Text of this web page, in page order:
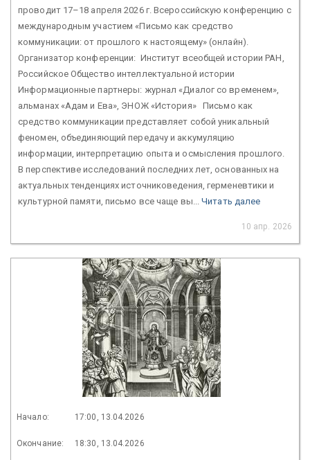
проводит 17–18 апреля 2026 г. Всероссийскую конференцию с
международным участием «Письмо как средство
коммуникации: от прошлого к настоящему» (онлайн).
Организатор конференции: Институт всеобщей истории РАН,
Российское Общество интеллектуальной истории
Информационные партнеры: журнал «Диалог со временем»,
альманах «Адам и Ева», ЭНОЖ «История» Письмо как
средство коммуникации представляет собой уникальный
феномен, объединяющий передачу и аккумуляцию
информации, интерпретацию опыта и осмысления прошлого.
В перспективе исследований последних лет, основанных на
актуальных тенденциях источниковедения, герменевтики и
культурной памяти, письмо все чаще вы...Читать далее
10 апр. 2026
Начало: 17:00, 13.04.2026
Окончание: 18:30, 13.04.2026